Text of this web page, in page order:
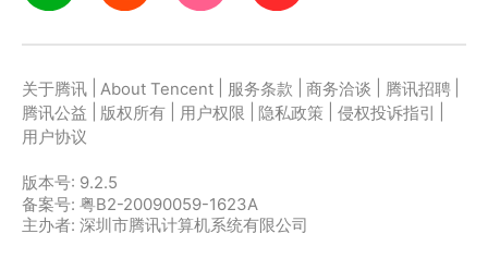
关于腾讯 About Tencent 服务条款 商务洽谈 腾讯招聘
腾讯公益
版权所有 用户权限 隐私政策 侵权投诉指引
用户协议
版本号: 9.2.5
备案号: 粤B2-20090059-1623A
主办者: 深圳市腾讯计算机系统有限公司